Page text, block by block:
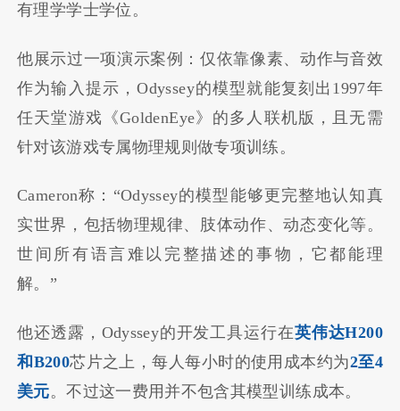
有理学学士学位。
他展示过一项演示案例：仅依靠像素、动作与音效
作为输入提示，Odyssey的模型就能复刻出1997年
任天堂游戏《GoldenEye》的多人联机版，且无需
针对该游戏专属物理规则做专项训练。
Cameron称：“Odyssey的模型能够更完整地认知真
实世界，包括物理规律、肢体动作、动态变化等。
世间所有语言难以完整描述的事物，它都能理
解。”
他还透露，Odyssey的开发工具运行在英伟达H200
和B200芯片之上，每人每小时的使用成本约为2至4
美元。不过这一费用并不包含其模型训练成本。